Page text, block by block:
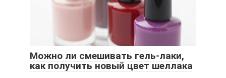
Можно ли смешивать гель-лаки,
как получить новый цвет шеллака